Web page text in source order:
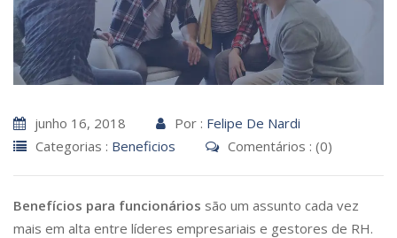
junho 16, 2018 Por : Felipe De Nardi
Categorias : Beneficios Comentários : (0)
Benefícios para funcionários são um assunto cada vez
mais em alta entre líderes empresariais e gestores de RH.